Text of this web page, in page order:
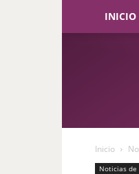
INICIO
Inicio
Noticias